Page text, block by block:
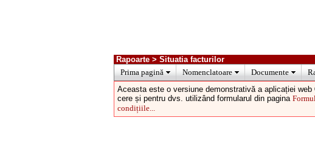
Rapoarte > Situatia facturilor
Prima pagină
Nomenclatoare Documente
Aceasta este o versiune demonstrativă a aplicației web
cere și pentru dvs. utilizând formularul din pagina
condițiile...